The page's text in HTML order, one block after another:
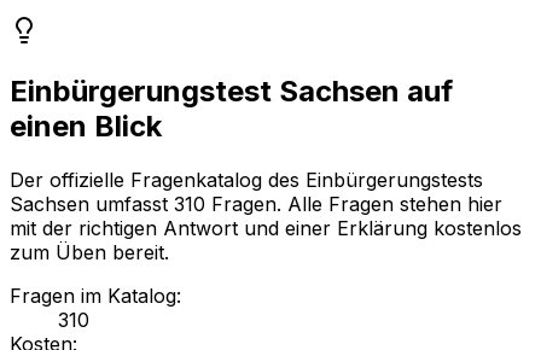
Einbürgerungstest Sachsen auf
einen Blick
Der offizielle Fragenkatalog des Einbürgerungstests
Sachsen umfasst 310 Fragen. Alle Fragen stehen hier
mit der richtigen Antwort und einer Erklärung kostenlos
zum Üben bereit.
Fragen im Katalog:
310
Kosten: